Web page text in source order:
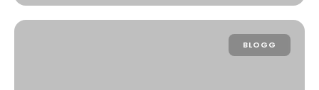
BLOGG